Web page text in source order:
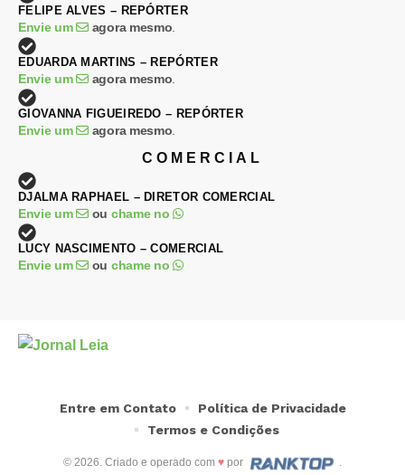
FELIPE ALVES – REPÓRTER
Envie um agora mesmo.
EDUARDA MARTINS – REPÓRTER
Envie um agora mesmo.
GIOVANNA FIGUEIREDO – REPÓRTER
Envie um agora mesmo.
COMERCIAL
DJALMA RAPHAEL – DIRETOR COMERCIAL
Envie um ou chame no
LUCY NASCIMENTO – COMERCIAL
Envie um ou chame no
© 2026. Criado e operado com ♥ por .
Entre em Contato
Política de Privacidade
Termos e Condições